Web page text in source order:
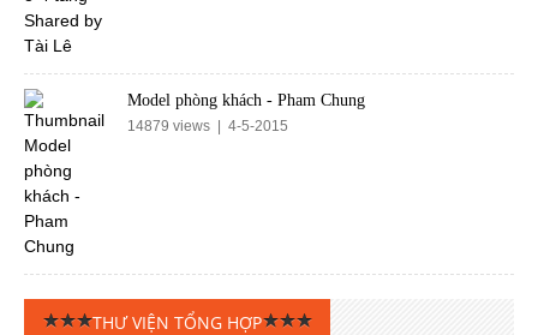
Model phòng khách - Pham Chung
14879 views | 4-5-2015
THƯ VIỆN TỔNG HỢP